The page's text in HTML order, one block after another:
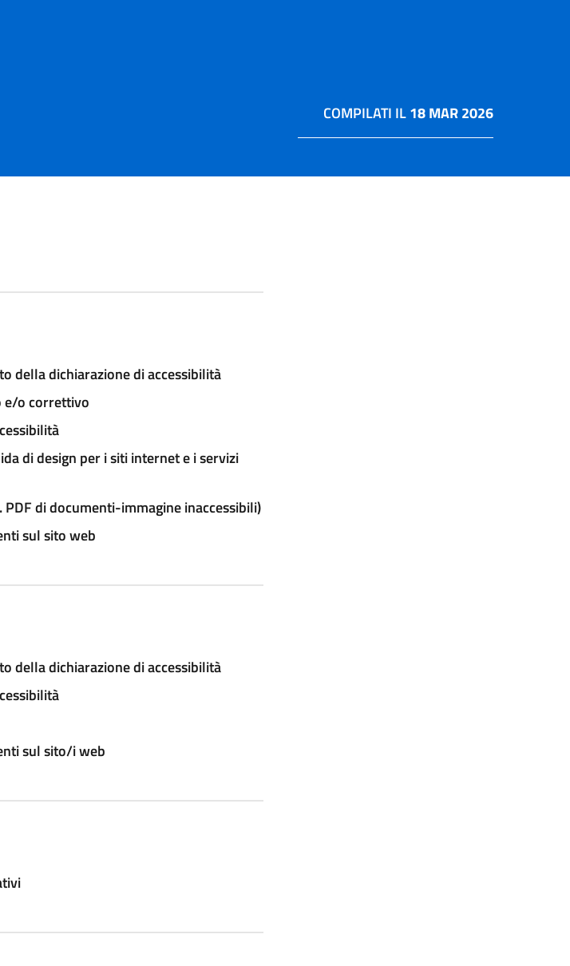
COMPILATI IL18 MAR 2026
della dichiarazione di accessibilità
e/o correttivo
di design per i siti internet e i servizi
di documenti-immagine inaccessibili)
sul sito web
della dichiarazione di accessibilità
sul sito/i web